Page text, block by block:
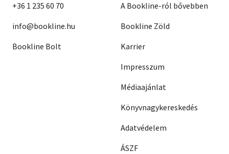
+36 1 235 60 70
info@bookline.hu
Bookline Bolt
A Bookline-ról bővebben
Bookline Zöld
Karrier
Impresszum
Médiaajánlat
Könyvnagykereskedés
Adatvédelem
ÁSZF